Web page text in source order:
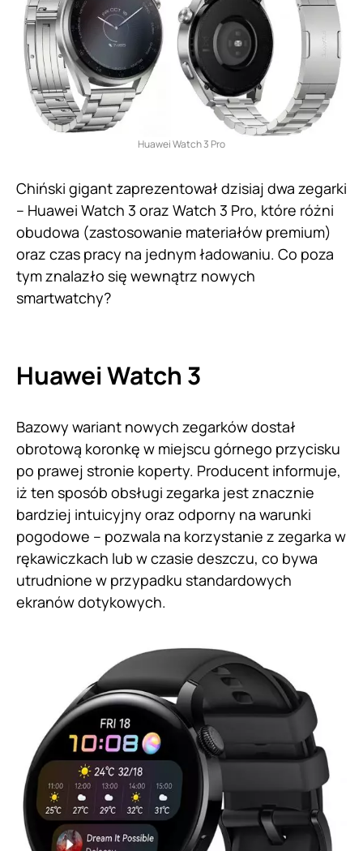
Huawei Watch 3 Pro
Chiński gigant zaprezentował dzisiaj dwa zegarki
– Huawei Watch 3 oraz Watch 3 Pro, które różni
obudowa (zastosowanie materiałów premium)
oraz czas pracy na jednym ładowaniu. Co poza
tym znalazło się wewnątrz nowych
smartwatchy?
Huawei Watch 3
Bazowy wariant nowych zegarków dostał
obrotową koronkę w miejscu górnego przycisku
po prawej stronie koperty. Producent informuje,
iż ten sposób obsługi zegarka jest znacznie
bardziej intuicyjny oraz odporny na warunki
pogodowe – pozwala na korzystanie z zegarka w
rękawiczkach lub w czasie deszczu, co bywa
utrudnione w przypadku standardowych
ekranów dotykowych.